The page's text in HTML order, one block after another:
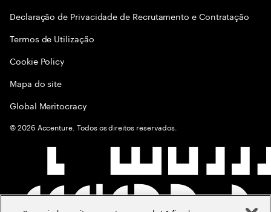
Declaração de Privacidade de Recrutamento e Contratação
Termos de Utilização
Cookie Policy
Mapa do site
Global Meritocracy
©2026 Accenture. Todos os direitos reservados.